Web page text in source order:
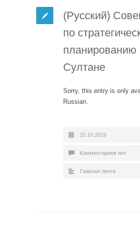
(Русский)
по
планированию
Султане
Sorry, this entry is only
Russian.
15.10.2019
Комментариев нет
Главная лента